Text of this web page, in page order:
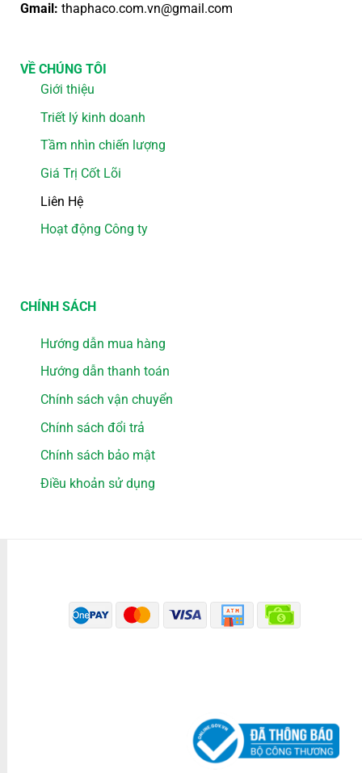
Gmail: thaphaco.com.vn@gmail.com
VỀ CHÚNG TÔI
Giới thiệu
Triết lý kinh doanh
Tầm nhìn chiến lượng
Giá Trị Cốt Lõi
Liên Hệ
Hoạt động Công ty
CHÍNH SÁCH
Hướng dẫn mua hàng
Hướng dẫn thanh toán
Chính sách vận chuyển
Chính sách đổi trả
Chính sách bảo mật
Điều khoản sử dụng